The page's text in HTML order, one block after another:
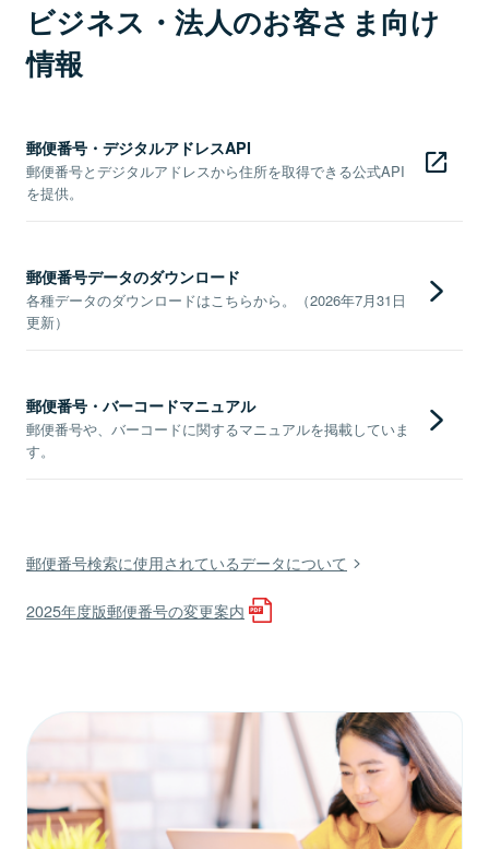
ビジネス・法人のお客さま向け
情報
郵便番号・デジタルアドレスAPI
郵便番号とデジタルアドレスから住所を取得できる公式API
を提供。
郵便番号データのダウンロード
各種データのダウンロードはこちらから。（2026年7月31日
更新）
郵便番号・バーコードマニュアル
郵便番号や、バーコードに関するマニュアルを掲載していま
す。
郵便番号検索に使用されているデータについて
2025年度版郵便番号の変更案内